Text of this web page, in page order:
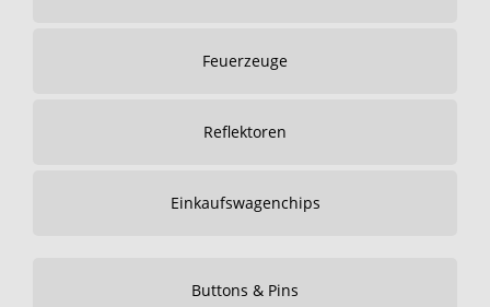
Feuerzeuge
Reflektoren
Einkaufswagenchips
Buttons & Pins